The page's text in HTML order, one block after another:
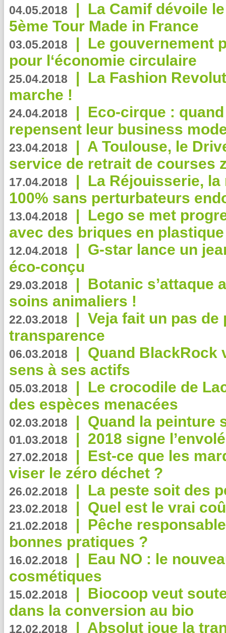
04.05.2018 | La Camif dévoile
5ème Tour Made in France
03.05.2018 | Le gouvernement
pour l‘économie circulaire
25.04.2018 | La Fashion
marche !
24.04.2018 | Eco-cirque :
repensent leur business
23.04.2018 | A Toulouse, le
service de retrait de courses
17.04.2018 | La Réjouisserie,
100% sans perturbateurs
13.04.2018 | Lego se met
avec des briques en
12.04.2018 | G-star lance un
éco-conçu
29.03.2018 | Botanic s’attaque
soins animaliers !
22.03.2018 | Veja fait un pas de
transparence
06.03.2018 | Quand BlackRock
sens à ses actifs
05.03.2018 | Le crocodile de
des espèces menacées
02.03.2018 | Quand la peinture
01.03.2018 | 2018 signe
27.02.2018 | Est-ce que les
viser le zéro déchet ?
26.02.2018 | La peste soit des
23.02.2018 | Quel est le vrai
21.02.2018 | Pêche
bonnes pratiques ?
16.02.2018 | Eau NO : le
cosmétiques
15.02.2018 | Biocoop veut
dans la conversion au bio
12.02.2018 | Absolut joue la